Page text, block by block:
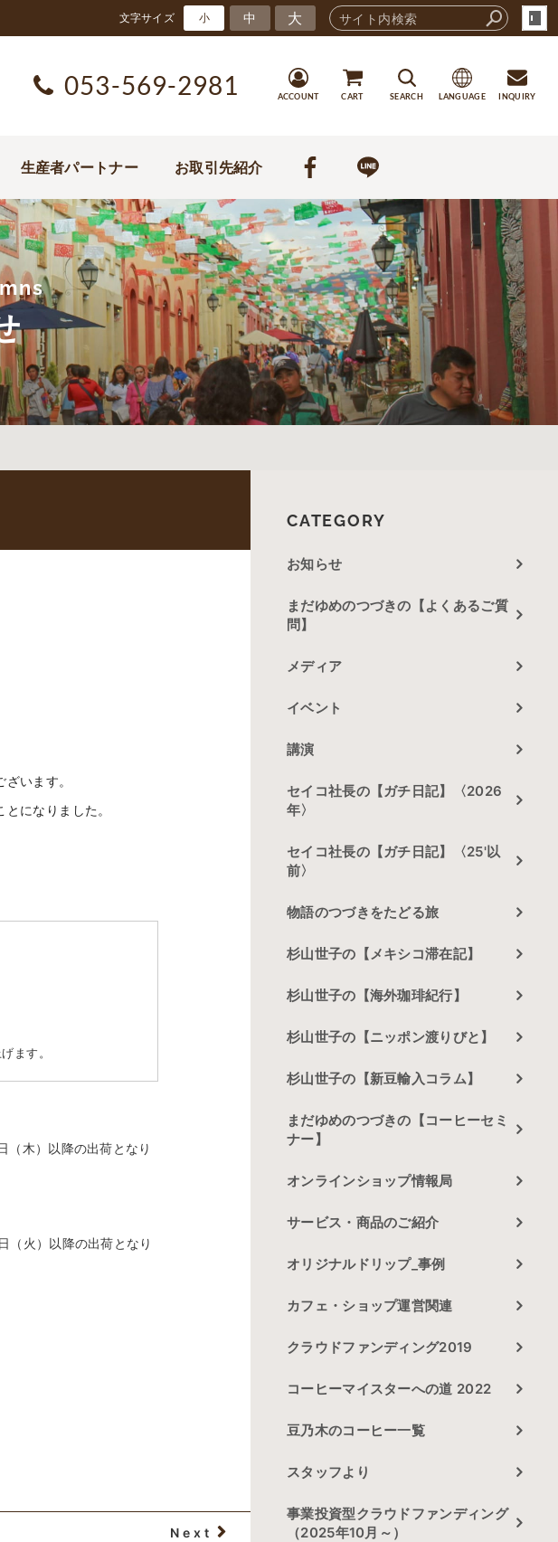
文字サイズ 小 中 大
053-569-2981 ACCOUNT CART SEARCH LANGUAGE INQUIRY
生産者パートナー お取引先紹介
います。
になりました。
ます。
木）以降の出荷となり
火）以降の出荷となり
CATEGORY
お知らせ
まだゆめのつづきの【よくあるご質
問】
メディア
イベント
講演
セイコ社長の【ガチ日記】〈2026
年〉
セイコ社長の【ガチ日記】〈25'以
前〉
物語のつづきをたどる旅
杉山世子の【メキシコ滞在記】
杉山世子の【海外珈琲紀行】
杉山世子の【ニッポン渡りびと】
杉山世子の【新豆輸入コラム】
まだゆめのつづきの【コーヒーセミ
ナー】
オンラインショップ情報局
サービス・商品のご紹介
オリジナルドリップ_事例
カフェ・ショップ運営関連
クラウドファンディング2019
コーヒーマイスターへの道 2022
豆乃木のコーヒー一覧
スタッフより
事業投資型クラウドファンディング
（2025年10月～）
Next